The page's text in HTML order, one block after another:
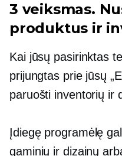
3 veiksmas.
produktus ir
Kai jūsų pasirinktas
prijungtas prie jūsų
paruošti inventorių ir
Įdiegę programėlę
gaminių ir dizainų